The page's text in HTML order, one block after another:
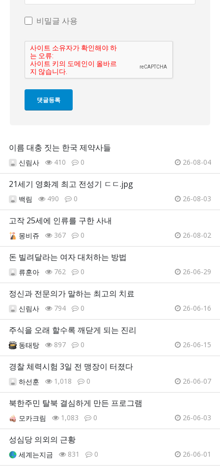
비밀글 사용
이름 대충 짓는 한국 제약사들
신림사 410 0 26-08-04
21세기 영화계 최고 전성기 ㄷㄷ.jpg
백림 490 0 26-08-03
고작 25세에 인류를 구한 사내
몽비쥬 367 0 26-08-02
돈 빌려달라는 여자 대처하는 방법
류훈아 762 0 26-06-29
정신과 전문의가 말하는 최고의 치료
신림사 794 0 26-06-16
주식을 오래 할수록 깨닫게 되는 진리
동태탕 897 0 26-06-15
경찰 체력시험 3일 전 맹장이 터졌다
하선훈 1,018 0 26-06-07
북한주민 탈북 결심하게 만든 프로그램
모카크림 1,083 0 26-06-03
성심당 의외의 근황
세계는지금 831 0 26-06-01